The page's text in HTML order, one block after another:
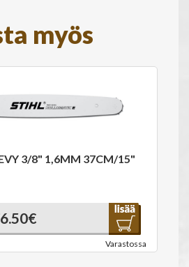
myös
3/8" 1,6MM 37CM/15"
Varastossa